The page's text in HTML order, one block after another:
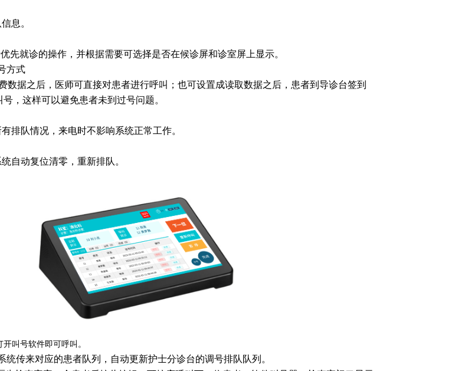
息。
先就诊的操作，并根据需要可选择是否在候诊屏和诊室屏上显示。
方式
数据之后，医师可直接对患者进行呼叫；也可设置成读取数据之后，患者到导诊台签到
，这样可以避免患者未到过号问题。
排队情况，来电时不影响系统正常工作。
自动复位清零，重新排队。
叫号软件即可呼叫。
统传来对应的患者队列，自动更新护士分诊台的调号排队队列。